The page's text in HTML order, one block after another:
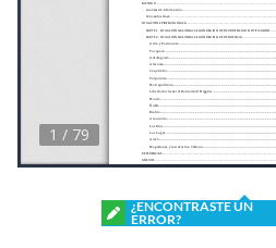
¿ENCONTRASTE UN
ERROR?